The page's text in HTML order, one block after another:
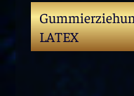
LATEX